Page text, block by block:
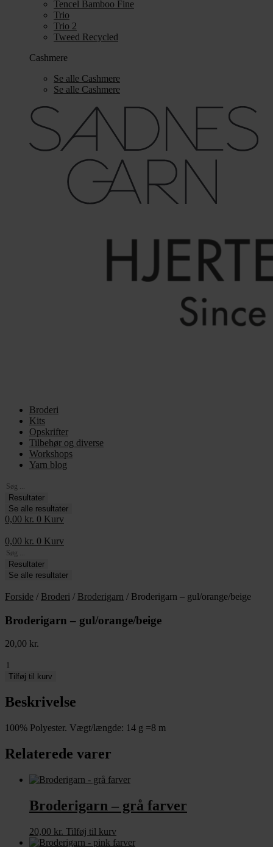
Tencel Bamboo Fine
Trio
Trio 2
Tweed Recycled
Cashmere
Se alle Cashmere
Se alle Cashmere
Broderi
Kits
Opskrifter
Tilbehør og diverse
Workshops
Yarn blog
Search
...Resultater
Se alle resultater
0,00 kr. 0 Kurv
0,00 kr. 0 Kurv
Search
...Resultater
Se alle resultater
Forside / Broderi / Broderigarn / Broderigarn – gul/orange/beige
Broderigarn – gul/orange/beige
20,00 kr.
Broderigarn
antal
Tilføj til kurv
Beskrivelse
100% Polyester. Vægt/længde: 14 g =8 m
Relaterede varer
Broderigarn – grå farver
20,00 kr. Tilføj til kurv